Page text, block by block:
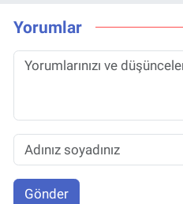
Yorumlar
Gönder